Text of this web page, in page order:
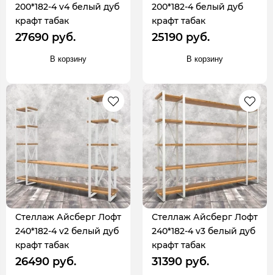
200*182-4 v4 белый дуб
крафт табак
27690 руб.
В корзину
200*182-4 белый дуб
крафт табак
25190 руб.
В корзину
Стеллаж Айсберг Лофт
240*182-4 v2 белый дуб
крафт табак
26490 руб.
Стеллаж Айсберг Лофт
240*182-4 v3 белый дуб
крафт табак
31390 руб.